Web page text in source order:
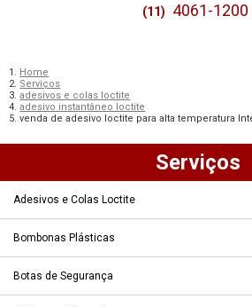
(11) 4061-1200
Home
Serviços
adesivos e colas loctite
adesivo instantâneo loctite
venda de adesivo loctite para alta temperatura
Serviços
Adesivos e Colas Loctite
Bombonas Plásticas
Botas de Segurança